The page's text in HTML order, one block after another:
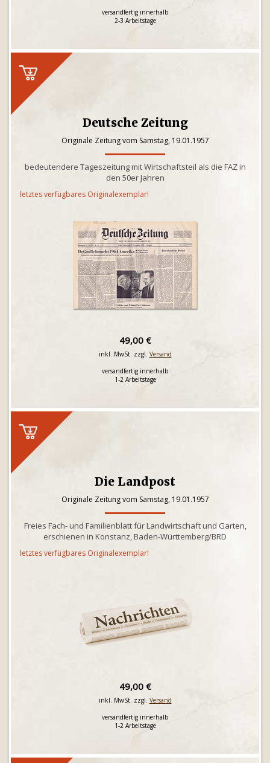
versandfertig innerhalb
2-3 Arbeitstage
Deutsche Zeitung
Originale Zeitung vom Samstag, 19.01.1957
bedeutendere Tageszeitung mit Wirtschaftsteil als die FAZ in
den 50er Jahren
letztes verfügbares Originalexemplar!
49,00 €
inkl. MwSt. zzgl. Versand
versandfertig innerhalb
1-2 Arbeitstage
Die Landpost
Originale Zeitung vom Samstag, 19.01.1957
Freies Fach- und Familienblatt für Landwirtschaft und Garten,
erschienen in Konstanz, Baden-Württemberg/BRD
letztes verfügbares Originalexemplar!
49,00 €
inkl. MwSt. zzgl. Versand
versandfertig innerhalb
1-2 Arbeitstage